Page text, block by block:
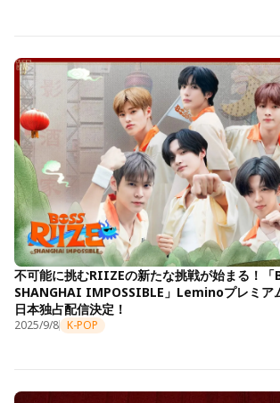
不可能に挑むRIIZEの新たな挑戦が始まる！「
SHANGHAI IMPOSSIBLE」Leminoプレミア
日本独占配信決定！
2025/9/8 K-POP